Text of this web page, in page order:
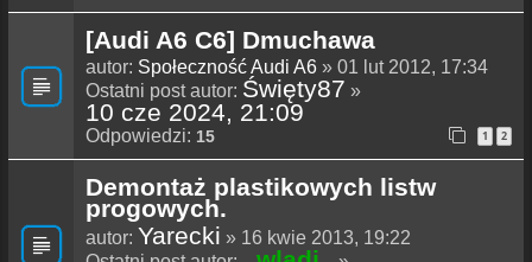
[Audi A6 C6] Dmuchawa
autor: Społeczność Audi A6 » 01 lut 2012, 17:34
Ostatni post autor: Święty87 »
10 cze 2024, 21:09
Odpowiedzi: 15 1 2
Demontaż plastikowych listw
progowych.
autor: Yarecki » 16 kwie 2013, 19:22